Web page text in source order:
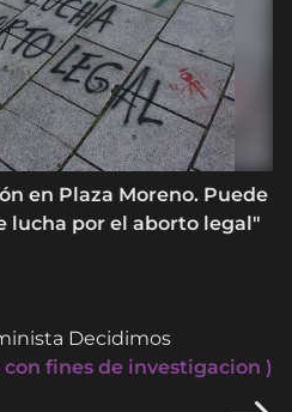
en Plaza Moreno. Puede
lucha por el aborto legal"
Decidimos
con fines de investigacion )